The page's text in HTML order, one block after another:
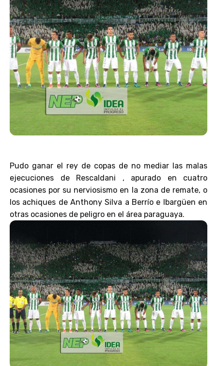
Pudo ganar el rey de copas de no mediar las malas
ejecuciones de Rescaldani , apurado en cuatro
ocasiones por su nerviosismo en la zona de remate, o
los achiques de Anthony Silva a Berrío e Ibargüen en
otras ocasiones de peligro en el área paraguaya.